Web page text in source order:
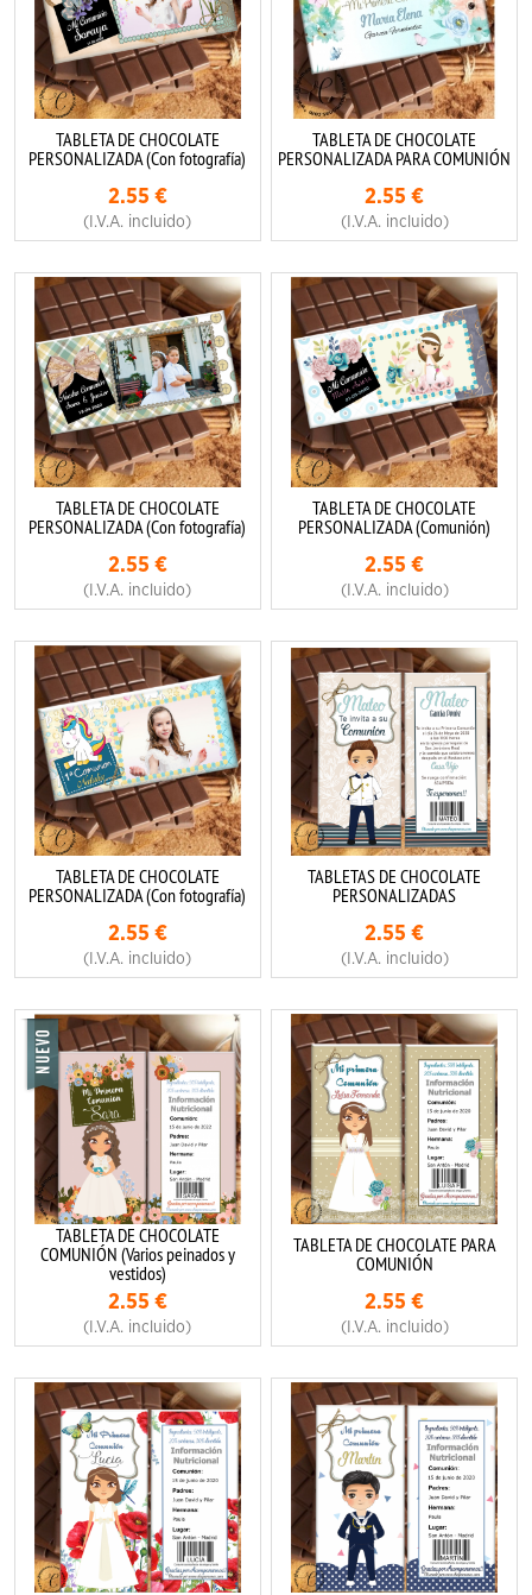
TABLETA DE CHOCOLATE
PERSONALIZADA (Con fotografía)
2.55 €
(I.V.A. incluido)
TABLETA DE CHOCOLATE
PERSONALIZADA PARA COMUNIÓN
2.55 €
(I.V.A. incluido)
TABLETA DE CHOCOLATE
PERSONALIZADA (Con fotografía)
2.55 €
(I.V.A. incluido)
TABLETA DE CHOCOLATE
PERSONALIZADA (Comunión)
2.55 €
(I.V.A. incluido)
TABLETA DE CHOCOLATE
PERSONALIZADA (Con fotografía)
2.55 €
(I.V.A. incluido)
TABLETAS DE CHOCOLATE
PERSONALIZADAS
2.55 €
(I.V.A. incluido)
TABLETA DE CHOCOLATE
COMUNIÓN (Varios peinados y
vestidos)
2.55 €
(I.V.A. incluido)
TABLETA DE CHOCOLATE PARA
COMUNIÓN
2.55 €
(I.V.A. incluido)